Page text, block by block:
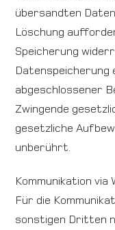
übersandten
Löschung
Speicherung
Datenspeicherung
abgeschlossener
Zwingende
gesetzliche
unberührt.
Kommunikation via
Für die
sonstigen Dritten